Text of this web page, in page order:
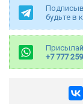
будьте в
+7 777